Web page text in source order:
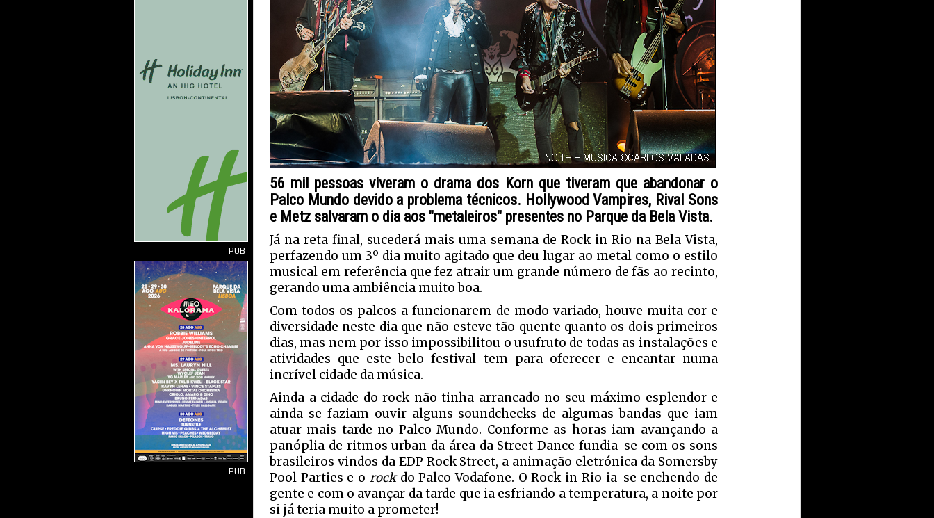
PUB
PUB
56 mil pessoas viveram o drama dos Korn que tiveram que abandonar o
Palco Mundo devido a problema técnicos. Hollywood Vampires, Rival Sons
e Metz salvaram o dia aos "metaleiros" presentes no Parque da Bela Vista.
Já na reta final, sucederá mais uma semana de Rock in Rio na Bela Vista,
perfazendo um 3º dia muito agitado que deu lugar ao metal como o estilo
musical em referência que fez atrair um grande número de fãs ao recinto,
gerando uma ambiência muito boa.
Com todos os palcos a funcionarem de modo variado, houve muita cor e
diversidade neste dia que não esteve tão quente quanto os dois primeiros
dias, mas nem por isso impossibilitou o usufruto de todas as instalações e
atividades que este belo festival tem para oferecer e encantar numa
incrível cidade da música.
Ainda a cidade do rock não tinha arrancado no seu máximo esplendor e
ainda se faziam ouvir alguns soundchecks de algumas bandas que iam
atuar mais tarde no Palco Mundo. Conforme as horas iam avançando a
panóplia de ritmos urban da área da Street Dance fundia-se com os sons
brasileiros vindos da EDP Rock Street, a animação eletrónica da Somersby
Pool Parties e o rockdo Palco Vodafone. O Rock in Rio ia-se enchendo de
gente e com o avançar da tarde que ia esfriando a temperatura, a noite por
si já teria muito a prometer!